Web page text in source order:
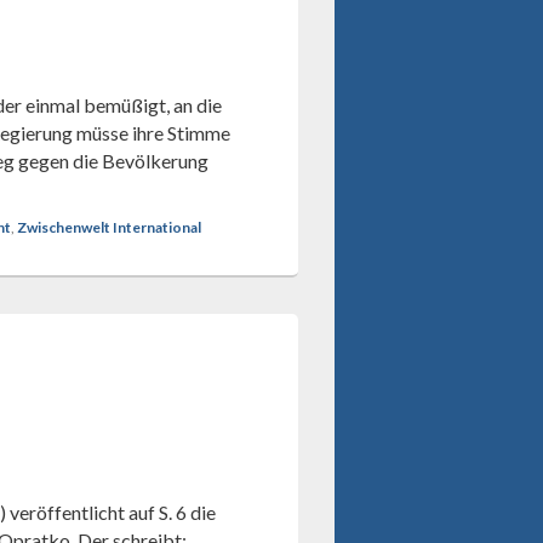
einmal bemüßigt, an die
müsse ihre Stimme
gegen die Bevölkerung
, Zwischenwelt International
veröffentlicht auf S. 6 die